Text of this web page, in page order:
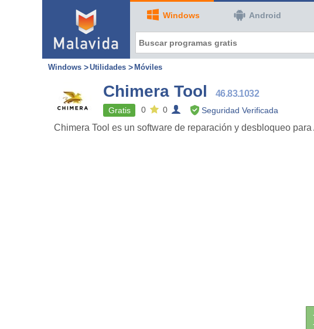
Windows Android
Windows Utilidades Móviles
Chimera Tool 46.83.1032
Gratis 0 0 Seguridad Verificada
Chimera Tool es un software de reparación y desbloqueo